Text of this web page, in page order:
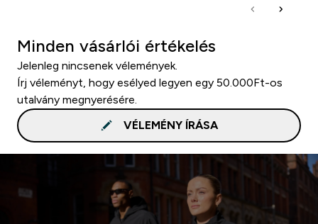
Minden vásárlói értékelés
Jelenleg nincsenek vélemények.
Írj véleményt, hogy esélyed legyen egy 50.000Ft-os
utalvány megnyerésére.
VÉLEMÉNY ÍRÁSA